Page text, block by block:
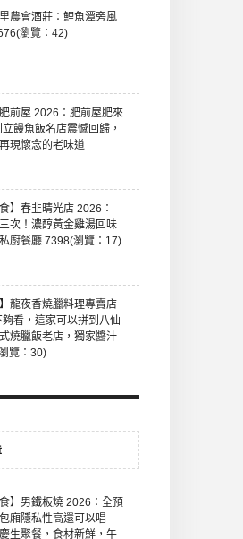
農會酒莊：鯉魚潭旁風
瀏覽：42)
前屋 2026：肥前屋肥來
饅魚飯名店震憾回歸，
現懷念的老味道
】春韭晴光店 2026：
次！濃醇黃金雞湯回味
廚餐廳 7398(瀏覽：17)
龍夜香燒臘料理專賣店
看，這家可以拼到八仙
燒臘飯老店，獨家醬汁
覽：30)
】男鐵板燒 2026：全預
廂隱私性高還可以唱
生聚餐，食材新鮮，午